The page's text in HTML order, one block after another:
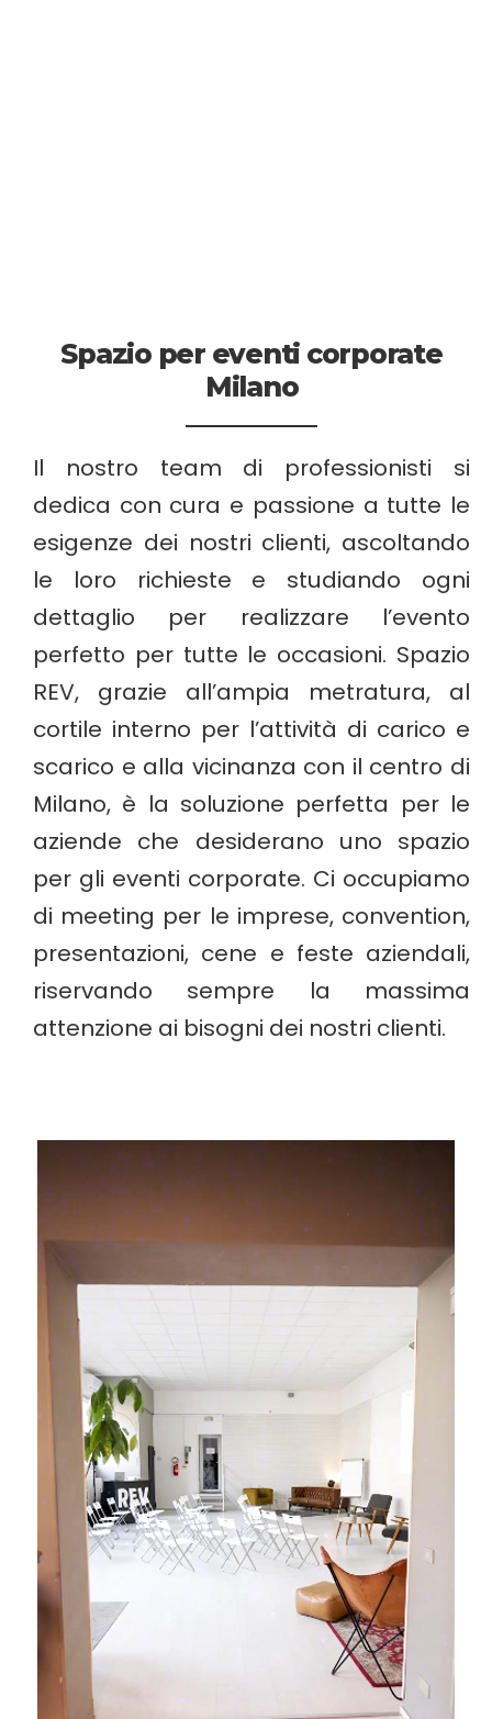
Spazio per eventi corporate
Milano
Il nostro team di professionisti si
dedica con cura e passione a tutte le
esigenze dei nostri clienti, ascoltando
le loro richieste e studiando ogni
dettaglio per realizzare l’evento
perfetto per tutte le occasioni. Spazio
REV, grazie all’ampia metratura, al
cortile interno per l’attività di carico e
scarico e alla vicinanza con il centro di
Milano, è la soluzione perfetta per le
aziende che desiderano uno spazio
per gli eventi corporate. Ci occupiamo
di meeting per le imprese, convention,
presentazioni, cene e feste aziendali,
riservando sempre la massima
attenzione ai bisogni dei nostri clienti.